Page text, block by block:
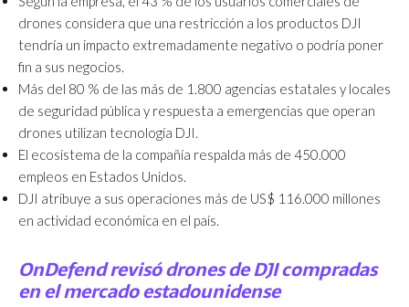
drones considera que una restricción a los productos DJI
tendría un impacto extremadamente negativo o podría poner
fin a sus negocios.
Más del 80 % de las más de 1.800 agencias estatales y locales
de seguridad pública y respuesta a emergencias que operan
drones utilizan tecnología DJI.
El ecosistema de la compañía respalda más de 450.000
empleos en Estados Unidos.
DJI atribuye a sus operaciones más de US$ 116.000 millones
en actividad económica en el país.
OnDefend revisó drones de DJI compradas
en el mercado estadounidense